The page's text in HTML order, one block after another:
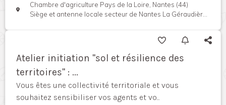
Chambre d'agriculture Pays de la Loire, Nantes (44)
Siège et antenne locale secteur de Nantes La Géraudière, Rue Pierre Adolphe Bobierre, 44939 Nantes cedex, France
Atelier initiation "sol et résilience des
territoires" : ...
Vous êtes une collectivité territoriale et vous
souhaitez sensibiliser vos agents et vo...